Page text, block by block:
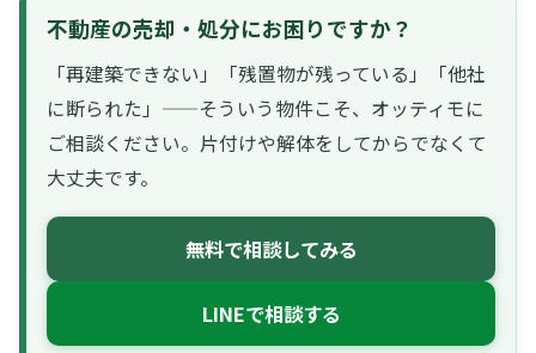
不動産の売却・処分にお困りですか？
「再建築できない」「残置物が残っている」「他社
に断られた」——そういう物件こそ、オッティモに
ご相談ください。片付けや解体をしてからでなくて
大丈夫です。
無料で相談してみる
LINEで相談する